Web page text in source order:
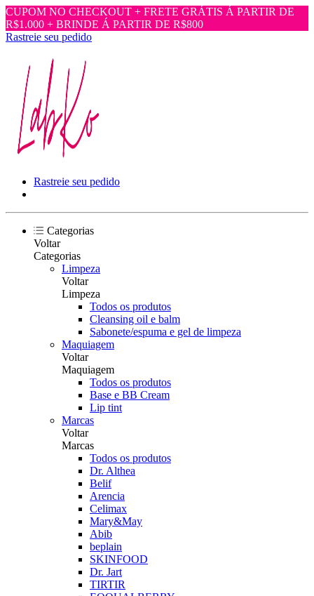
CUPOM NO CHECKOUT + FRETE GRÁTIS Á PARTIR DE
R$1.000 + BRINDE Á PARTIR DE R$800
Rastreie seu pedido
Rastreie seu pedido
Categorias
Voltar
Categorias
Limpeza
Voltar
Limpeza
Todos os produtos
Cleansing oil e balm
Sabonete/espuma e gel de limpeza
Maquiagem
Voltar
Maquiagem
Todos os produtos
Base e BB Cream
Lip tint
Marcas
Voltar
Marcas
Todos os produtos
Dr. Althea
Belif
Arencia
Celimax
Mary&May
Abib
beplain
SKINFOOD
Dr. Jart
TIRTIR